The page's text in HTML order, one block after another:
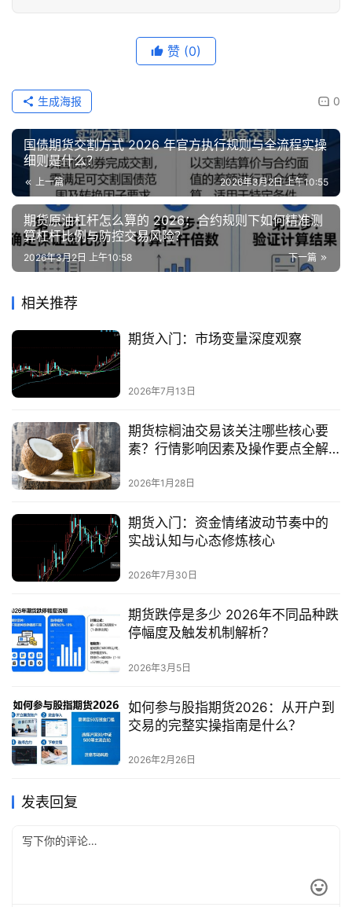
赞 (0)
0
生成海报
国债期货交割方式 2026 年官方执行规则与全流程实操
细则是什么？
上一篇 2026年3月2日 上午10:55
期货原油杠杆怎么算的 2026：合约规则下如何精准测
算杠杆比例与防控交易风险？
下一篇
2026年3月2日 上午10:58
相关推荐
期货入门：市场变量深度观察
2026年7月13日
期货棕榈油交易该关注哪些核心要
素？行情影响因素及操作要点全解
2026年1月28日
期货入门：资金情绪波动节奏中的
实战认知与心态修炼核心
2026年7月30日
期货跌停是多少 2026年不同品种跌
停幅度及触发机制解析？
2026年3月5日
如何参与股指期货2026：从开户到
交易的完整实操指南是什么？
2026年2月26日
发表回复